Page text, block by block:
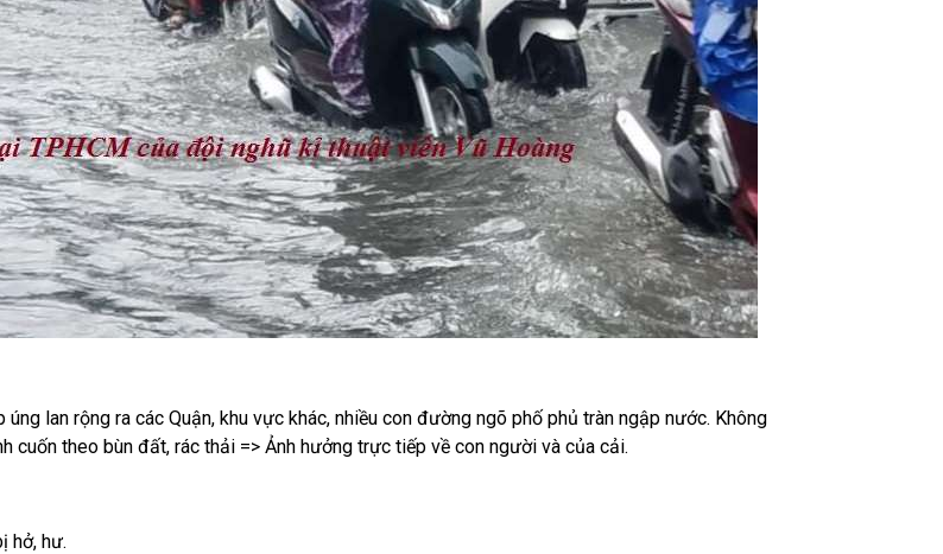
lan rộng ra các Quận, khu vực khác, nhiều con đường ngõ phố phủ tràn ngập nước. Không
cuốn theo bùn đất, rác thải => Ảnh hưởng trực tiếp về con người và của cải.
hở, hư.